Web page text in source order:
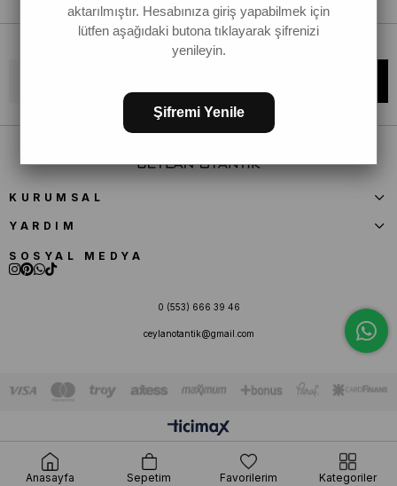
Bültene kaydolun, kampanya ve yenilikleri kaçırmayın!
KURUMSAL
YARDIM
SOSYAL MEDYA
0 (553) 666 39 46
ceylanotantik@gmail.com
aktarılmıştır. Hesabınıza giriş yapabilmek için
lütfen aşağıdaki butona tıklayarak şifrenizi
yenileyin.
Şifremi Yenile
Anasayfa Sepetim Favorilerim Kategoriler